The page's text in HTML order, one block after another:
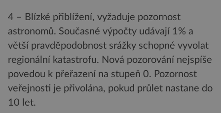
4 – Blízké přiblížení, vyžaduje pozornost
astronomů. Současné výpočty udávají 1% a
větší pravděpodobnost srážky schopné vyvolat
regionální katastrofu. Nová pozorování nejspíše
povedou k přeřazení na stupeň 0. Pozornost
veřejnosti je přivolána, pokud průlet nastane do
10 let.